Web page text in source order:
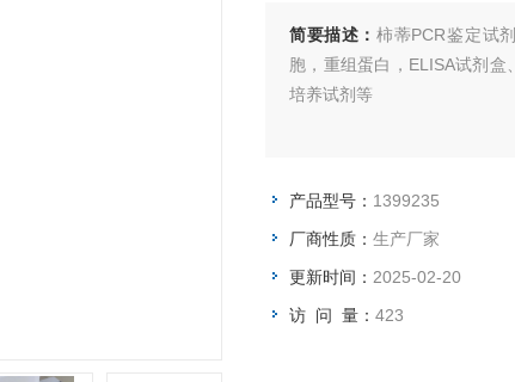
简要描述： 柿蒂PCR鉴定试
胞，重组蛋白，ELISA试剂
培养试剂等
产品型号： 1399235
厂商性质： 生产厂家
更新时间： 2025-02-20
访 问 量： 423